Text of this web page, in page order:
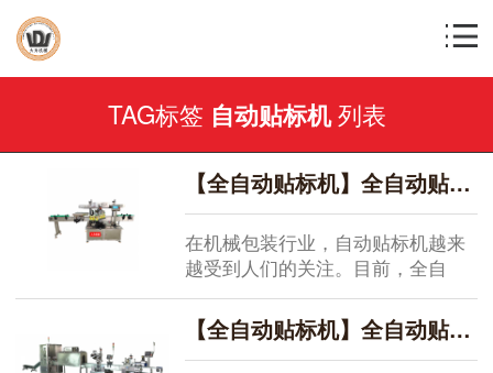
TAG标签 自动贴标机列表
【全自动贴标机】全自动贴标机有哪些优势？
在机械包装行业，自动贴标机越来
越受到人们的关注。目前，全自
动...
【全自动贴标机】全自动贴标机会产生废气？